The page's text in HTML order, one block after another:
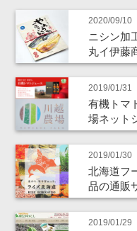
2020/09/10
ニシン加
丸イ伊藤
2019/01/31
有機トマ
場ネット
2019/01/30
北海道フ
品の通販
2019/01/29